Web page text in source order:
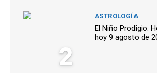
2
ASTROLOGÍA
El Niño Prodigio:
hoy 9 agosto de